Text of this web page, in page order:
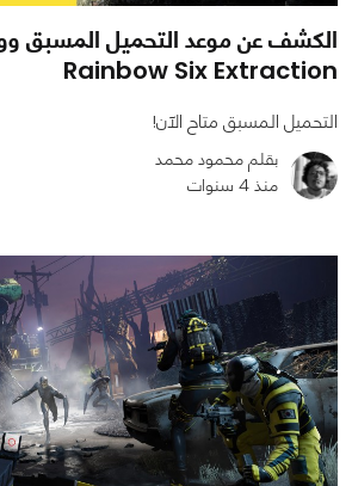
2788
0
الكشف عن موعد التحميل المسبق
Rainbow Six Extraction
التحميل المسبق متاح الآن!
بقلم محمود محمد
منذ 4 سنوات